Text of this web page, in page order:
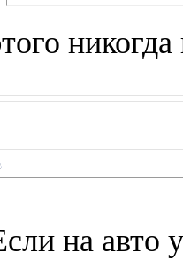
на авто